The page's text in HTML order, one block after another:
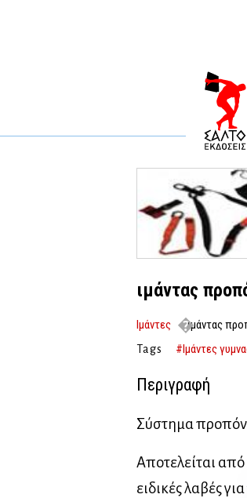
ιμάντας
Ιμάντες ιμάντας
Tags #Ιμάντες
Περιγραφή
Σύστημα
Αποτελείται από
ειδικές λαβές